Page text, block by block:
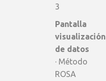
3
Pantalla
visualización
de datos
· Método
ROSA